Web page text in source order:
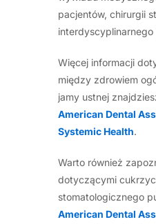
pacjentów, chirurgii
Więcej informacji
między zdrowiem
jamy ustnej
American Dental
Systemic Health.
Warto również
dotyczącymi
stomatologicznego
American Dental